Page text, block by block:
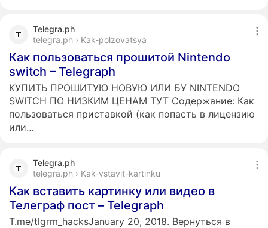
Telegra.ph
telegra.ph › Kak-polzovatsya
Как пользоваться прошитой Nintendo
switch – Telegraph
КУПИТЬ ПРОШИТУЮ НОВУЮ ИЛИ БУ NINTENDO
SWITCH ПО НИЗКИМ ЦЕНАМ ТУТ Содержание: Как
пользоваться приставкой (как попасть в лицензию
или…
Telegra.ph
telegra.ph › Kak-vstavit-kartinku
Как вставить картинку или видео в
Телеграф пост – Telegraph
T.me/tlgrm_hacksJanuary 20, 2018. Вернуться в